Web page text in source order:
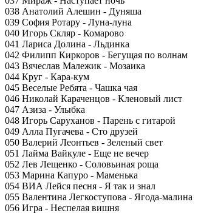
038 Анатолий Алешин - Дуняша
039 София Ротару - Луна-луна
040 Игорь Скляр - Комарово
041 Лариса Долина - Льдинка
042 Филипп Киркоров - Бегущая по волнам
043 Вячеслав Малежик - Мозаика
044 Круг - Кара-кум
045 Веселые Ребята - Чашка чая
046 Николай Караченцов - Кленовый лист
047 Азиза - Улыбка
048 Игорь Саруханов - Парень с гитарой
049 Алла Пугачева - Сто друзей
050 Валерий Леонтьев - Зеленый свет
051 Лайма Вайкуле - Еще не вечер
052 Лев Лещенко - Соловьиная роща
053 Марина Капуро - Маменька
054 ВИА Лейся песня - Я так и знал
055 Валентина Легкоступова - Ягода-малина
056 Игра - Неспелая вишня